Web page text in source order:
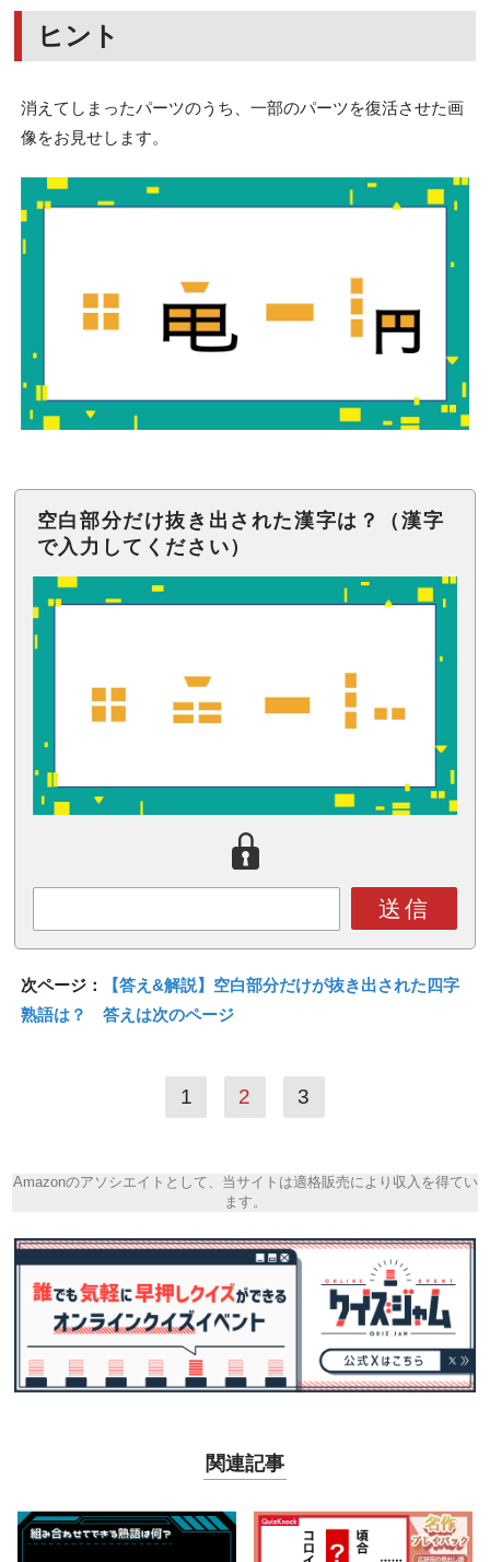
ヒント
消えてしまったパーツのうち、一部のパーツを復活させた画
像をお見せします。
空白部分だけ抜き出された漢字は？（漢字
で入力してください）
送信
次ページ：
【答え&解説】空白部分だけが抜き出された四字
熟語は？ 答えは次のページ
1 2 3
Amazonのアソシエイトとして、当サイトは適格販売により収入を得てい
ます。
関連記事